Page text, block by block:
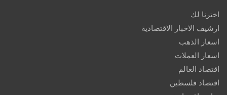
اخترنا لك
ارشيف الاخبار الاقتصادية
اسعار الذهب
اسعار العملات
اقتصاد العالم
اقتصاد فلسطين